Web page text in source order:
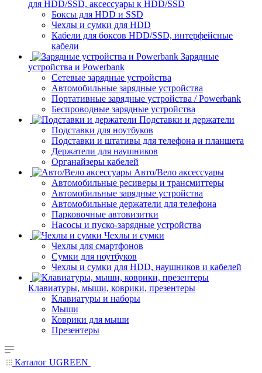
для HDD/SSD, аксессуары к HDD/SSD
Боксы для HDD и SSD
Чехлы и сумки для HDD
Кабели для боксов HDD/SSD, интерфейсные
кабели
Зарядные
устройства и Powerbank
Сетевые зарядные устройства
Автомобильные зарядные устройства
Портативные зарядные устройства / Powerbank
Беспроводные зарядные устройства
Подставки и держатели
Подставки для ноутбуков
Подставки и штативы для телефона и планшета
Держатели для наушников
Органайзеры кабелей
Авто/Вело аксессуары
Автомобильные ресиверы и трансмиттеры
Автомобильные зарядные устройства
Автомобильные держатели для телефона
Парковочные автовизитки
Насосы и пуско-зарядные устройства
Чехлы и сумки
Чехлы для смартфонов
Сумки для ноутбуков
Чехлы и сумки для HDD, наушников и кабелей
Клавиатуры, мыши, коврики, презентеры
Клавиатуры и наборы
Мыши
Коврики для мыши
Презентеры
Каталог UGREEN